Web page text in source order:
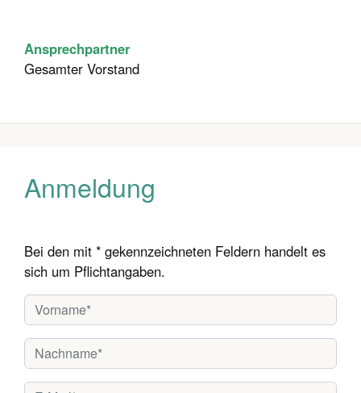
Ansprechpartner
Gesamter Vorstand
Anmeldung
Bei den mit * gekennzeichneten Feldern handelt es
sich um Pflichtangaben.